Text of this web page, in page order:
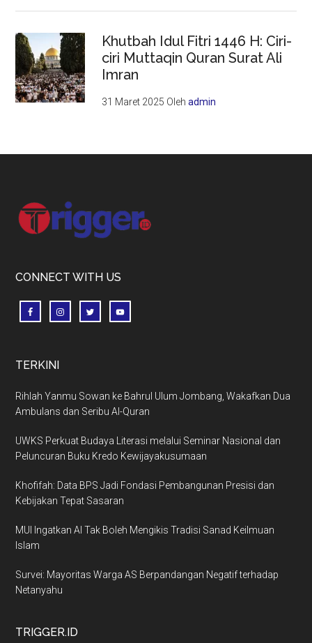
Khutbah Idul Fitri 1446 H: Ciri-
ciri Muttaqin Quran Surat Ali
Imran
31 Maret 2025 Olehadmin
Footer
CONNECT WITH US
TERKINI
Rihlah Yanmu Sowan ke Bahrul Ulum Jombang, Wakafkan Dua
Ambulans dan Seribu Al-Quran
UWKS Perkuat Budaya Literasi melalui Seminar Nasional dan
Peluncuran Buku Kredo Kewijayakusumaan
Khofifah: Data BPS Jadi Fondasi Pembangunan Presisi dan
Kebijakan Tepat Sasaran
MUI Ingatkan AI Tak Boleh Mengikis Tradisi Sanad Keilmuan
Islam
Survei: Mayoritas Warga AS Berpandangan Negatif terhadap
Netanyahu
TRIGGER.ID